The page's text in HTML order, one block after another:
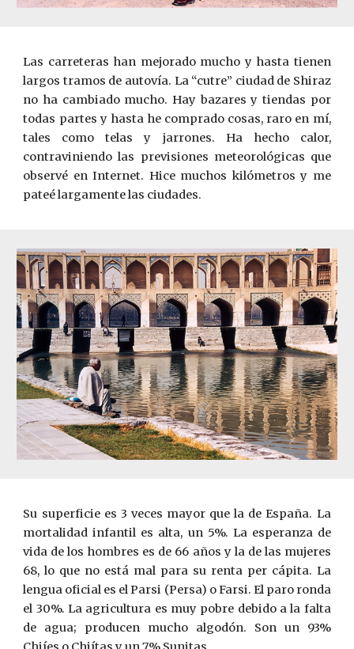
Las carreteras han mejorado mucho y hasta tienen
largos tramos de autovía. La “cutre” ciudad de Shiraz
no ha cambiado mucho. Hay bazares y tiendas por
todas partes y hasta he comprado cosas, raro en mí,
tales como telas y jarrones. Ha hecho calor,
contraviniendo las previsiones meteorológicas que
observé en Internet. Hice muchos kilómetros y me
pateé largamente las ciudades.
Su superficie es 3 veces mayor que la de España. La
mortalidad infantil es alta, un 5%. La esperanza de
vida de los hombres es de 66 años y la de las mujeres
68, lo que no está mal para su renta per cápita. La
lengua oficial es el Parsi (Persa) o Farsi. El paro ronda
el 30%. La agricultura es muy pobre debido a la falta
de agua; producen mucho algodón. Son un 93%